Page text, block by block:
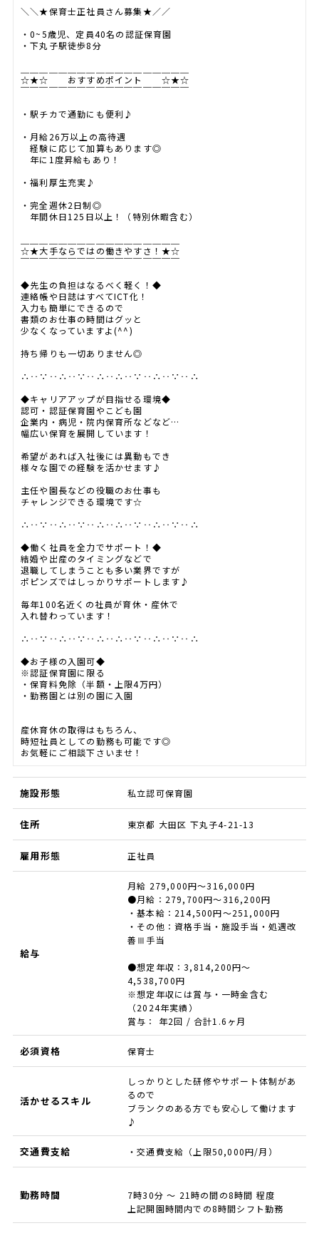
＼＼★保育士正社員さん募集★／／
・0~5歳児、定員40名の認証保育園
・下丸子駅徒歩8分
☆★☆ おすすめポイント ☆★☆
￣￣￣￣￣￣￣￣￣￣￣￣￣￣￣￣￣￣
・駅チカで通勤にも便利♪
・月給26万以上の高待遇
経験に応じて加算もあります◎
年に1度昇給もあり！
・福利厚生充実♪
・完全週休2日制◎
年間休日125日以上！（特別休暇含む）
☆★大手ならではの働きやすさ！★☆
￣￣￣￣￣￣￣￣￣￣￣￣￣￣￣￣￣
◆先生の負担はなるべく軽く！◆
連絡帳や日誌はすべてICT化！
入力も簡単にできるので
書類のお仕事の時間はグッと
少なくなっていますよ(^^)
持ち帰りも一切ありません◎
∴‥∵‥∴‥∵‥∴‥∴‥∵‥∴‥∵‥∴
◆キャリアアップが目指せる環境◆
認可・認証保育園やこども園
企業内・病児・院内保育所などなど…
幅広い保育を展開しています！
希望があれば入社後には異動もでき
様々な園での経験を活かせます♪
主任や園長などの役職のお仕事も
チャレンジできる環境です☆
∴‥∵‥∴‥∵‥∴‥∴‥∵‥∴‥∵‥∴
◆働く社員を全力でサポート！◆
結婚や出産のタイミングなどで
退職してしまうことも多い業界ですが
ポピンズではしっかりサポートします♪
毎年100名近くの社員が育休・産休で
入れ替わっています！
∴‥∵‥∴‥∵‥∴‥∴‥∵‥∴‥∵‥∴
◆お子様の入園可◆
※認証保育園に限る
・保育料免除（半額・上限4万円）
・勤務園とは別の園に入園
産休育休の取得はもちろん、
時短社員としての勤務も可能です◎
お気軽にご相談下さいませ！
施設形態 私立認可保育園
住所 東京都 大田区 下丸子4-21-13
雇用形態 正社員
給与
月給 279,000円～316,000円
●月給：279,700円～316,200円
・基本給：214,500円～251,000円
・その他：資格手当・施設手当・処遇改
善Ⅲ手当
●想定年収：3,814,200円～
4,538,700円
※想定年収には賞与・一時金含む
（2024年実績）
賞与： 年2回 / 合計1.6ヶ月
必須資格 保育士
活かせるスキル
しっかりとした研修やサポート体制があ
るので
ブランクのある方でも安心して働けます
♪
交通費支給 ・交通費支給（上限50,000円/月）
勤務時間
7時30分 ～ 21時の間の8時間 程度
上記開園時間内での8時間シフト勤務